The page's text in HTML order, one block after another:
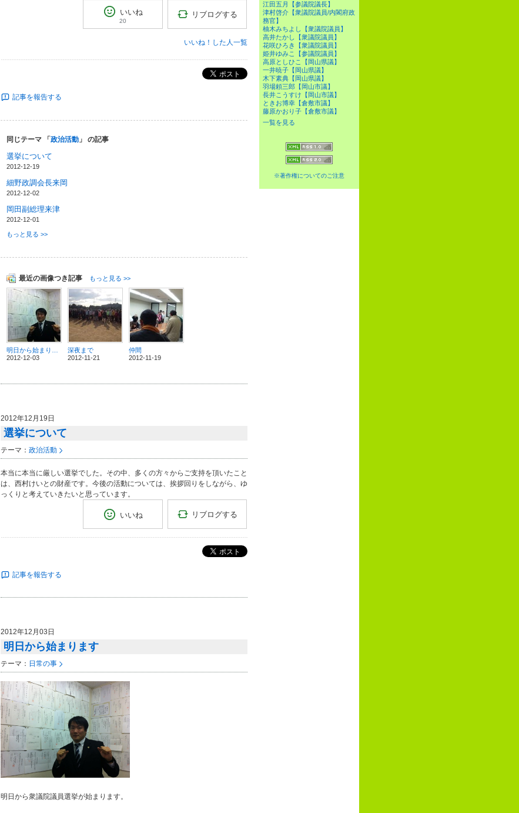
いいね
20
リブログする
いいね！した人一覧
ポスト
記事を報告する
同じテーマ 「 政治活動 」 の記事
選挙について
2012-12-19
細野政調会長来岡
2012-12-02
岡田副総理来津
2012-12-01
もっと見る >>
最近の画像つき記事 もっと見る >>
2012-12-03
深夜まで
2012-11-21
仲間
2012-11-19
2012年12月19日
選挙について
テーマ： 政治活動
本当に本当に厳しい選挙でした。その中、多くの方々からご支持を頂いたこと
は、西村けいとの財産です。今後の活動については、挨拶回りをしながら、ゆ
っくりと考えていきたいと思っています。
いいね リブログする
ポスト
記事を報告する
2012年12月03日
明日から始まります
テーマ： 日常の事
明日から衆議院議員選挙が始まります。
江田五月【参議院議長】
津村啓介【衆議院議員/内閣府政
務官】
柚木みちよし【衆議院議員】
高井たかし【衆議院議員】
花咲ひろき【衆議院議員】
姫井ゆみこ【参議院議員】
高原としひこ【岡山県議】
一井暁子【岡山県議】
木下素典【岡山県議】
羽場頼三郎【岡山市議】
長井こうすけ【岡山市議】
ときお博幸【倉敷市議】
藤原かおり子【倉敷市議】
一覧を見る
※著作権についてのご注意